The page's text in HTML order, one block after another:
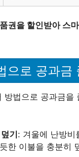
권을 할인받아 스
으로 공과금
방법으로 공과금을
기: 겨울에 난방비
한 이불을 충분히